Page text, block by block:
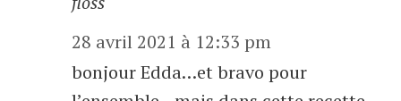
28 avril 2021 à 12:33 pm
bonjour Edda…et bravo pour